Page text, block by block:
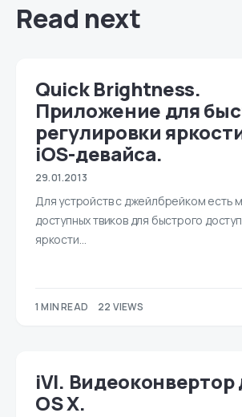
Read next
Quick Brightness.
Приложение для
регулировки
iOS-девайса.
29.01.2013
Для устройств с джейлбрейком есть
доступных твиков для быстрого
яркости…
1 MIN READ 22 VIEWS
iVI. Видеоконвертор
OS X.